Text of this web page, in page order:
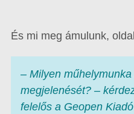
És mi meg ámulunk,
– Milyen
megjelenését? –
felelős a Geopen